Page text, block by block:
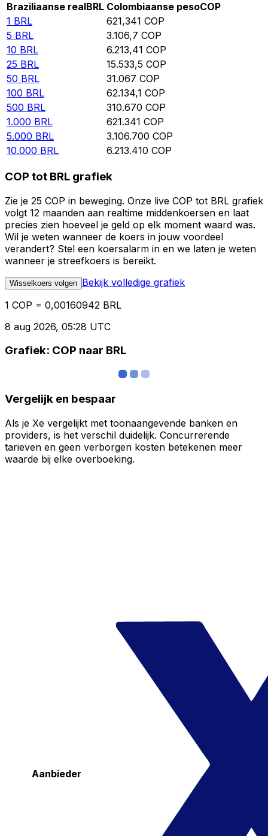
Braziliaanse realBRL Colombiaanse pesoCOP
1 BRL 621,341 COP
5 BRL 3.106,7 COP
10 BRL 6.213,41 COP
25 BRL 15.533,5 COP
50 BRL 31.067 COP
100 BRL 62.134,1 COP
500 BRL 310.670 COP
1.000 BRL 621.341 COP
5.000 BRL 3.106.700 COP
10.000 BRL 6.213.410 COP
COP tot BRL grafiek
Zie je 25 COP in beweging. Onze live COP tot BRL grafiek
volgt 12 maanden aan realtime middenkoersen en laat
precies zien hoeveel je geld op elk moment waard was.
Wil je weten wanneer de koers in jouw voordeel
verandert? Stel een koersalarm in en we laten je weten
wanneer je streefkoers is bereikt.
Wisselkoers volgen Bekijk volledige grafiek
1 COP = 0,00160942 BRL
8 aug 2026, 05:28 UTC
Grafiek: COP naar BRL
Vergelijk en bespaar
Als je Xe vergelijkt met toonaangevende banken en
providers, is het verschil duidelijk. Concurrerende
tarieven en geen verborgen kosten betekenen meer
waarde bij elke overboeking.
Aanbieder